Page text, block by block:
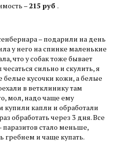
– 215 руб .
– подарили на день
у него на спинке маленькие
что у собак тоже бывает
чесаться сильно и скулить, я
белые кусочки кожи, а белые
в ветклинику там
мол, надо чаще ему
купили капли и обработали
обработать через 3 дня. Все
паразитов стало меньше,
гребнем и чаще купать.